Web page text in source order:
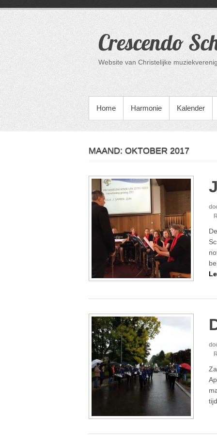
Crescendo
Website van Christelijke
PRIMAIR MENU
Home Harmonie Kalender
MAAND: OKTOBER 2017